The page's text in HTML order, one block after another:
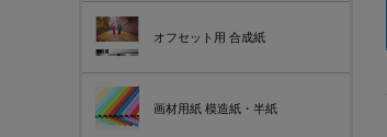
オフセット用 合成紙
画材用紙 模造紙・半紙